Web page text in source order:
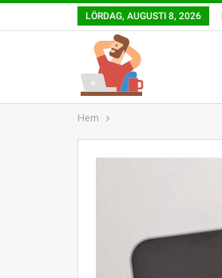
LÖRDAG, AUGUSTI 8, 2026
Hem